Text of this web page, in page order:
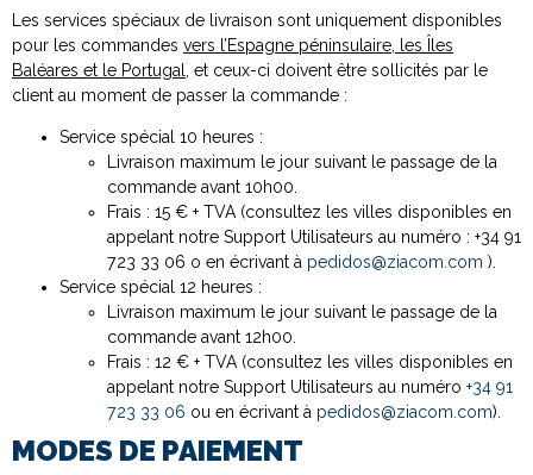
Les services spéciaux de livraison sont uniquement disponibles
pour les commandes vers l’Espagne péninsulaire, les Îles
Baléares et le Portugal , et ceux-ci doivent être sollicités par le
client au moment de passer la commande :
Service spécial 10 heures :
Livraison maximum le jour suivant le passage de la
commande avant 10h00.
Frais : 15 € + TVA (consultez les villes disponibles en
appelant notre Support Utilisateurs au numéro : +34 91
723 33 06 o en écrivant à pedidos@ziacom.com ).
Service spécial 12 heures :
Livraison maximum le jour suivant le passage de la
commande avant 12h00.
Frais : 12 € + TVA (consultez les villes disponibles en
appelant notre Support Utilisateurs au numéro +34 91
723 33 06 ou en écrivant à pedidos@ziacom.com).
MODES DE PAIEMENT